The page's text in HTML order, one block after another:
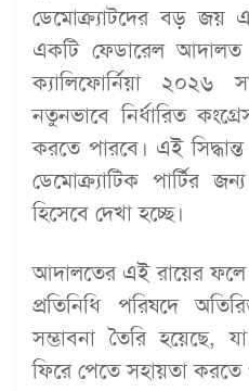
ডেমোক্র্যাটদের বড় জয়
একটি ফেডারেল আদালত
ক্যালিফোর্নিয়া ২০২৬
নতুনভাবে নির্ধারিত
করতে পারবে। এই
ডেমোক্র্যাটিক পার্টির
হিসেবে দেখা হচ্ছে।
আদালতের এই রায়ের ফলে
প্রতিনিধি পরিষদে
সম্ভাবনা তৈরি হয়েছে, যা
ফিরে পেতে সহায়তা করতে